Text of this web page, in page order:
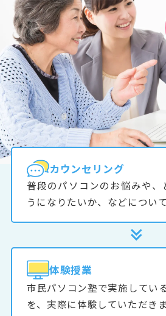
カウンセリング
普段のパソコンのお悩みや、
うになりたいか、などについ
体験授業
市民パソコン塾で実施してい
を、実際に体験していただき